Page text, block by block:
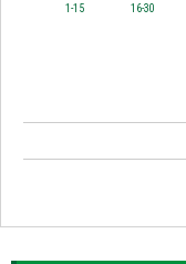
1-15 16-30